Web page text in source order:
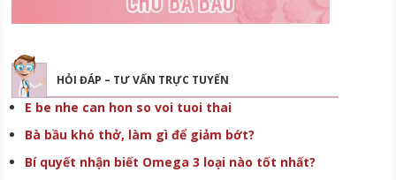
HỎI ĐÁP – TƯ VẤN TRỰC TUYẾN
E be nhe can hon so voi tuoi thai
Bà bầu khó thở, làm gì để giảm bớt?
Bí quyết nhận biết Omega 3 loại nào tốt nhất?